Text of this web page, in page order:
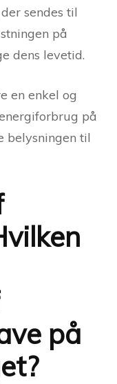
sendes til
på
dens levetid.
en enkel og
på
belysningen til
på